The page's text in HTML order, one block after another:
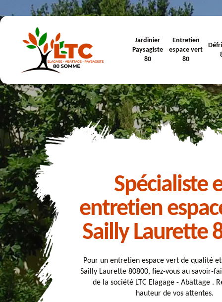
Jardinier
Paysagiste
80
Entretien
espace vert
80
Spécialiste
entretien
Sailly Laurette
Pour un entretien espace vert de qualité
Sailly Laurette 80800, fiez-vous au savoir-
de la société LTC Elagage - Abattage .
hauteur de vos attentes.